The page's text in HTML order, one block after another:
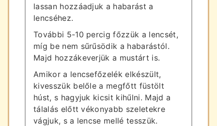
lassan hozzáadjuk a habarást a
lencséhez.
További 5-10 percig főzzük a lencsét,
míg be nem sűrűsödik a habarástól.
Majd hozzákeverjük a mustárt is.
Amikor a lencsefőzelék elkészült,
kivesszük belőle a megfőtt füstölt
húst, s hagyjuk kicsit kihűlni. Majd a
tálalás előtt vékonyabb szeletekre
vágjuk, s a lencse mellé tesszük.